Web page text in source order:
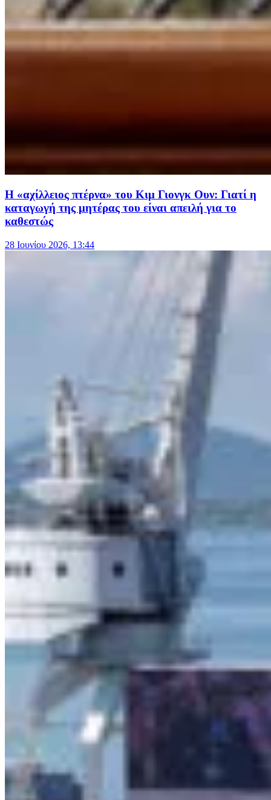
Η «αχίλλειος πτέρνα» του Κιμ Γιονγκ Ουν: Γιατί η
καταγωγή της μητέρας του είναι απειλή για το
καθεστώς
28 Ιουνίου 2026, 13:44